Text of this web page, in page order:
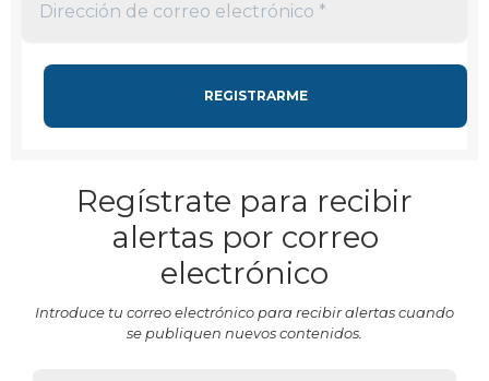
Regístrate para recibir
alertas por correo
electrónico
Introduce tu correo electrónico para recibir alertas cuando
se publiquen nuevos contenidos.